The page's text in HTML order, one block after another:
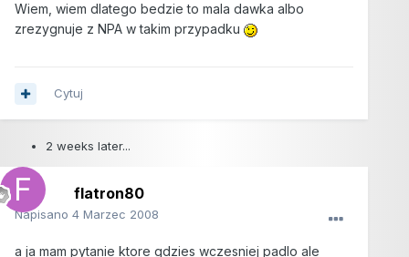
Wiem, wiem dlatego bedzie to mala dawka albo
zrezygnuje z NPA w takim przypadku
Cytuj
2 weeks later...
flatron80
Napisano 4 Marzec 2008
a ja mam pytanie ktore gdzies wczesniej padlo ale